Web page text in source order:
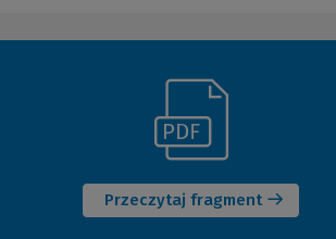
Przeczytaj fragment
(Nowe
okno)
(Link
do
innej
strony)